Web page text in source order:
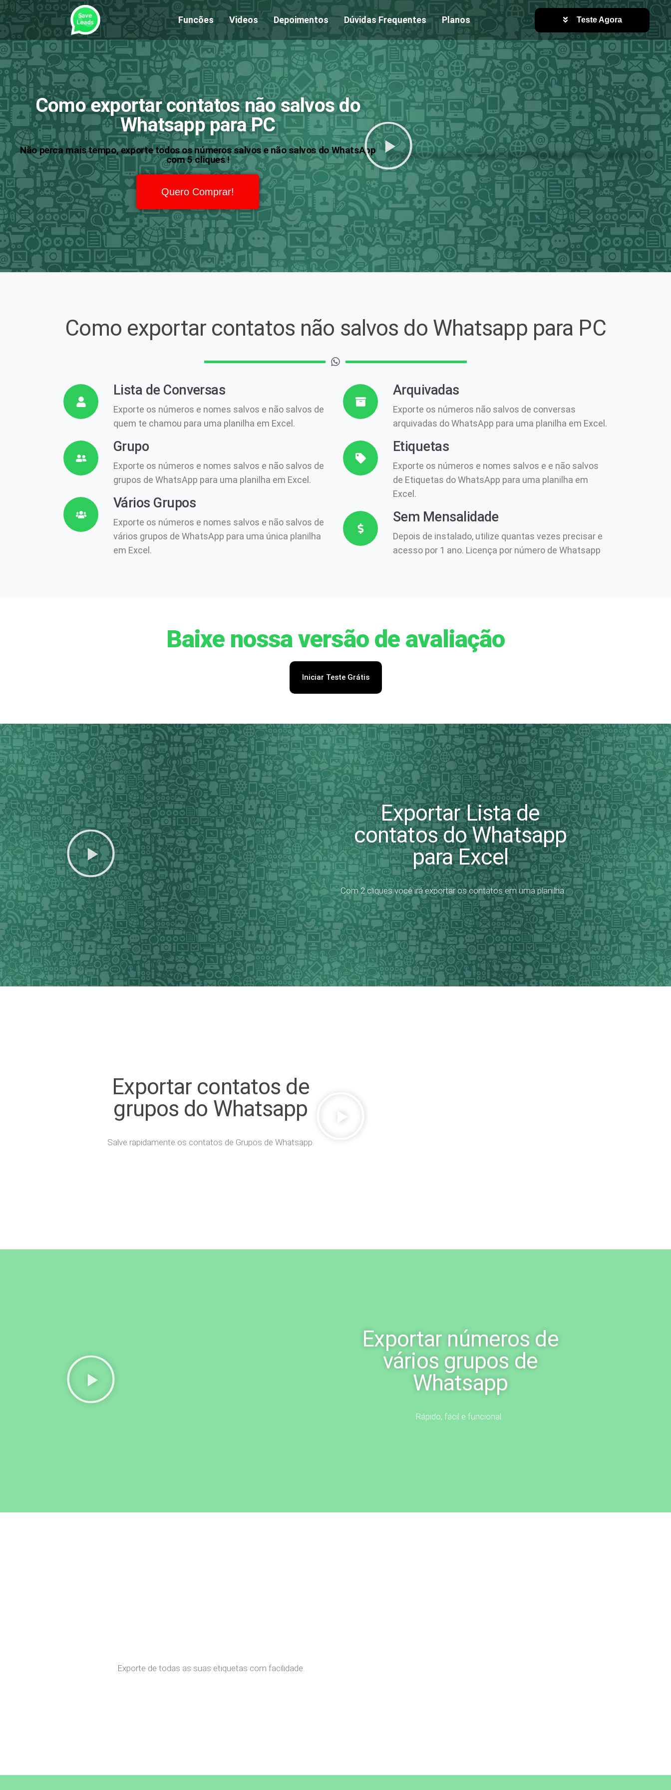
Funcões Videos Depoimentos Dúvidas Frequentes Planos Teste Agora
Como exportar contatos não salvos do
Whatsapp para PC
Não perca mais tempo, exporte todos os números salvos e não salvos do WhatsApp
com 5 cliques !
Quero Comprar!
Como exportar contatos não salvos do Whatsapp para PC
Lista de Conversas
Exporte os números e nomes salvos e não salvos de
quem te chamou para uma planilha em Excel.
Grupo
Exporte os números e nomes salvos e não salvos de
grupos de WhatsApp para uma planilha em Excel.
Vários Grupos
Exporte os números e nomes salvos e não salvos de
vários grupos de WhatsApp para uma única planilha
em Excel.
Arquivadas
Exporte os números não salvos de conversas
arquivadas do WhatsApp para uma planilha em Excel.
Etiquetas
Exporte os números e nomes salvos e e não salvos
de Etiquetas do WhatsApp para uma planilha em
Excel.
Sem Mensalidade
Depois de instalado, utilize quantas vezes precisar e
acesso por 1 ano. Licença por número de Whatsapp
Baixe nossa versão de avaliação​
Iniciar Teste Grátis
Exportar Lista de
contatos do Whatsapp
para Excel
Com 2 cliques você irá exportar os contatos em uma planilha.
Exportar contatos de
grupos do Whatsapp
Salve rapidamente os contatos de Grupos de Whatsapp.
Exportar números de
vários grupos de
Whatsapp
Rápido, fácil e funcional.
Exporte de todas as suas etiquetas com facilidade.